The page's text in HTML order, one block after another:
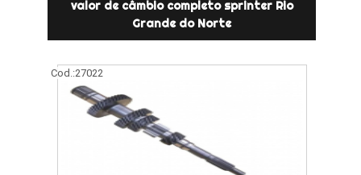
valor de câmbio completo sprinter Rio
Grande do Norte
Cod.:27022